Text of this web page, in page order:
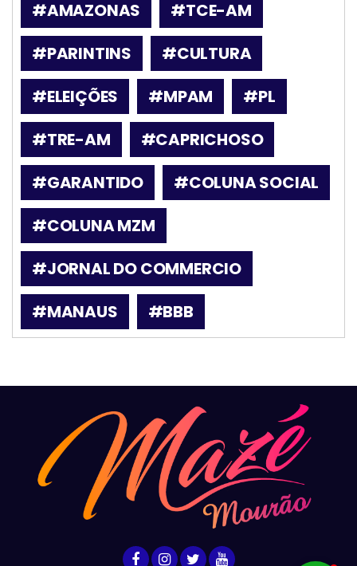
#AMAZONAS
#TCE-AM
#PARINTINS
#CULTURA
#ELEIÇÕES
#MPAM
#PL
#TRE-AM
#CAPRICHOSO
#GARANTIDO
#COLUNA SOCIAL
#COLUNA MZM
#JORNAL DO COMMERCIO
#MANAUS
#BBB